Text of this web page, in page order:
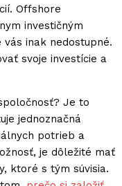
Offshore
investičným
inak nedostupné.
svoje investície a
Je to
jednoznačná
potrieb a
je dôležité mať
ktoré s tým súvisia.